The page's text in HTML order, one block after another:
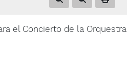
el Concierto de la Orquestra